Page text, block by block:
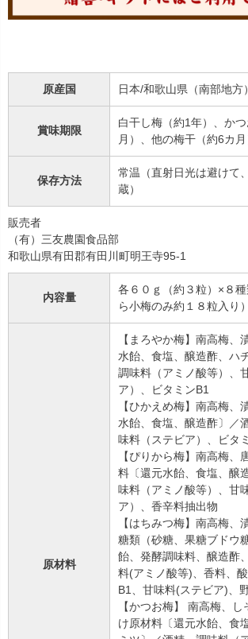
原産国 日本/和歌山県（南部地方）
賞味期限
白干し梅（約1年）、か
月）、他の梅干（約6カ月
保存方法
常温（直射日光は避けて
蔵）
販売者
（有）三友農園食品部
和歌山県有田郡有田川町明王寺95-1
内容量
各６０ｇ（約３粒）×８
ら小梅のみ約１８粒入り）
原材料
【まろやか梅】南高梅、
水飴、食塩、醸造酢、ハ
調味料（アミノ酸等）、
ア）、ビタミンB1
【ひかえめ梅】南高梅、
水飴、食塩、醸造酢〕／
味料（ステビア）、ビタ
【ぴりから梅】南高梅、
料〔還元水飴、食塩、醸
味料（アミノ酸等）、甘
ア）、香辛料抽出物
【はちみつ梅】南高梅、
糖類（砂糖、果糖ブドウ
飴、発酵調味料、醸造酢
料(アミノ酸等)、香料、
B1、甘味料(ステビア)、
【かつお梅】 南高梅、
け原材料〔還元水飴、食